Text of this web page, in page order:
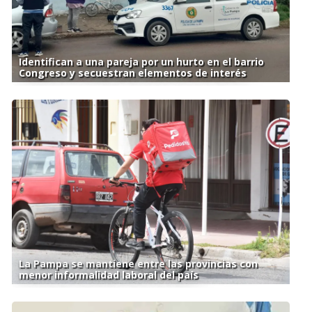
Identifican a una pareja por un hurto en el barrio
Congreso y secuestran elementos de interés
La Pampa se mantiene entre las provincias con
menor informalidad laboral del país